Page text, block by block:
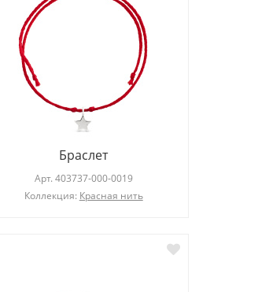
Браслет
Арт. 403737-000-0019
Коллекция: Красная нить